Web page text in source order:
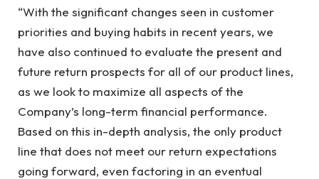
“With the significant changes seen in customer
priorities and buying habits in recent years, we
have also continued to evaluate the present and
future return prospects for all of our product lines,
as we look to maximize all aspects of the
Company’s long-term financial performance.
Based on this in-depth analysis, the only product
line that does not meet our return expectations
going forward, even factoring in an eventual